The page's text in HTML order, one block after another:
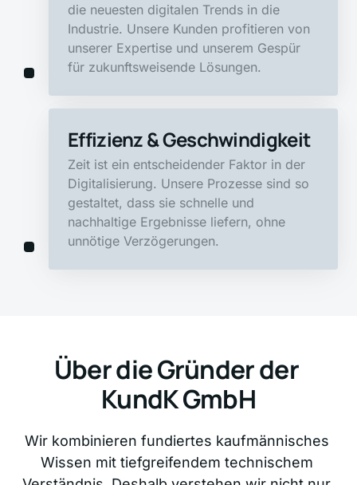
die neuesten digitalen Trends in die
Industrie. Unsere Kunden profitieren von
unserer Expertise und unserem Gespür
für zukunftsweisende Lösungen.
Effizienz & Geschwindigkeit
Zeit ist ein entscheidender Faktor in der
Digitalisierung. Unsere Prozesse sind so
gestaltet, dass sie schnelle und
nachhaltige Ergebnisse liefern, ohne
unnötige Verzögerungen.
Über die Gründer der
KundK GmbH
Wir kombinieren fundiertes kaufmännisches
Wissen mit tiefgreifendem technischem